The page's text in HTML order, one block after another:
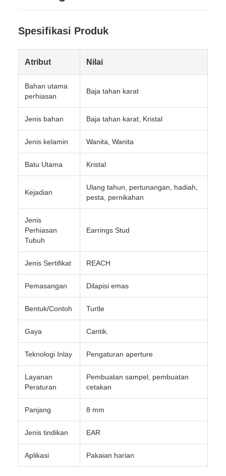
Spesifikasi Produk
Atribut Nilai
Bahan utama
perhiasan
Baja tahan karat
Jenis bahan Baja tahan karat, Kristal
Jenis kelamin Wanita, Wanita
Batu Utama Kristal
Kejadian
Ulang tahun, pertunangan, hadiah,
pesta, pernikahan
Jenis
Perhiasan
Tubuh
Earrings Stud
Jenis Sertifikat REACH
Pemasangan Dilapisi emas
Bentuk/Contoh Turtle
Gaya Cantik.
Teknologi Inlay Pengaturan aperture
Layanan
Peraturan
Pembuatan sampel, pembuatan
cetakan
Panjang 8 mm
Jenis tindikan EAR
Aplikasi Pakaian harian